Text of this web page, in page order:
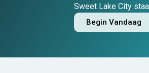
Sweet Lake City
Begin Vandaag